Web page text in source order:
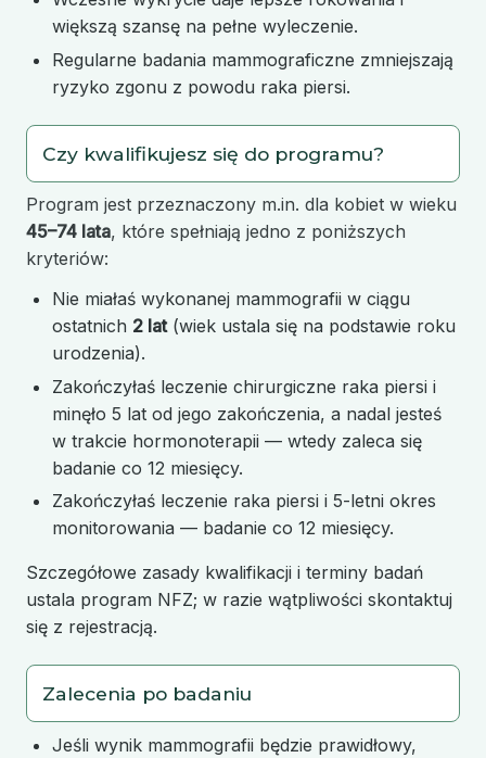
większą szansę na pełne wyleczenie.
Regularne badania mammograficzne zmniejszają
ryzyko zgonu z powodu raka piersi.
Czy kwalifikujesz się do programu?
Program jest przeznaczony m.in. dla kobiet w wieku
45–74 lata, które spełniają jedno z poniższych
kryteriów:
Nie miałaś wykonanej mammografii w ciągu
ostatnich 2 lat(wiek ustala się na podstawie roku
urodzenia).
Zakończyłaś leczenie chirurgiczne raka piersi i
minęło 5 lat od jego zakończenia, a nadal jesteś
w trakcie hormonoterapii — wtedy zaleca się
badanie co 12 miesięcy.
Zakończyłaś leczenie raka piersi i 5-letni okres
monitorowania — badanie co 12 miesięcy.
Szczegółowe zasady kwalifikacji i terminy badań
ustala program NFZ; w razie wątpliwości skontaktuj
się z rejestracją.
Zalecenia po badaniu
Jeśli wynik mammografii będzie prawidłowy,